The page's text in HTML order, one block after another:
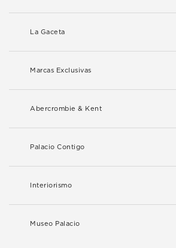
La Gaceta
Marcas Exclusivas
Abercrombie & Kent
Palacio Contigo
Interiorismo
Museo Palacio